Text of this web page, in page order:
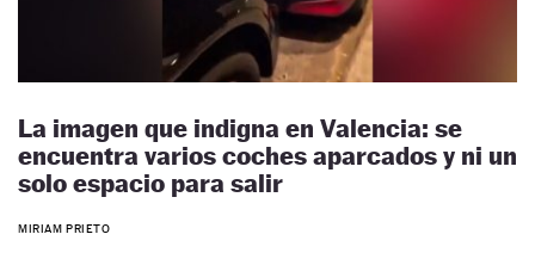
La imagen que indigna en Valencia: se
encuentra varios coches aparcados y ni un
solo espacio para salir
MIRIAM PRIETO